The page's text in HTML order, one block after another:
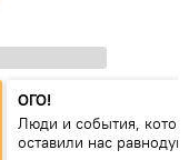
ОГО!
Люди и события,
оставили нас